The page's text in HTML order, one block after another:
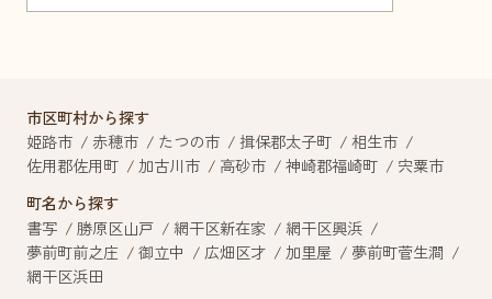
市区町村から探す
姫路市
赤穂市 たつの市 揖保郡太子町
相生市
佐用郡佐用町
加古川市 高砂市 神崎郡福崎町
宍粟市
町名から探す
書写
勝原区山戸 網干区新在家
網干区興浜
夢前町前之庄
御立中 広畑区才 加里屋
夢前町菅生澗
網干区浜田